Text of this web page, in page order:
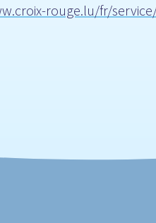
rouge.lu/fr/